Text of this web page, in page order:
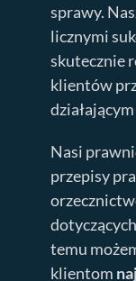
sprawy.
licznymi
skutecznie
klientów
Nasi
przepisy
temu
klientom